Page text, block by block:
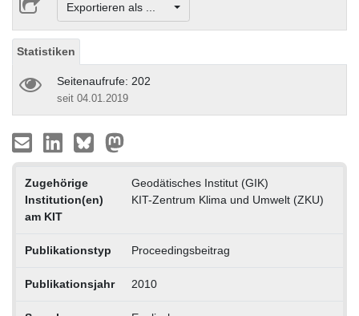
Exportieren als ...
Statistiken
Seitenaufrufe: 202
seit 04.01.2019
Zugehörige
Institution(en)
am KIT
Geodätisches Institut (GIK)
KIT-Zentrum Klima und Umwelt (ZKU)
Publikationstyp Proceedingsbeitrag
Publikationsjahr 2010